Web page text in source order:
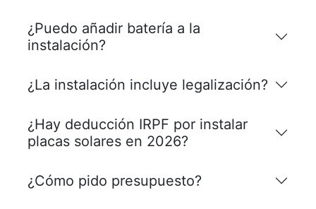
¿Puedo añadir batería a la
instalación?
¿La instalación incluye legalización?
¿Hay deducción IRPF por instalar
placas solares en 2026?
¿Cómo pido presupuesto?